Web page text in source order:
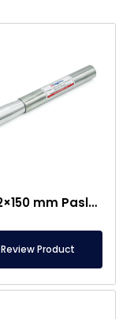
Ø32×150 mm Paslanmaz Qulplu Nümunə Toplama Maqniti
Review Product